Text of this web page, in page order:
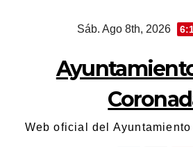
Sáb. Ago 8th, 2026
Web oficial del